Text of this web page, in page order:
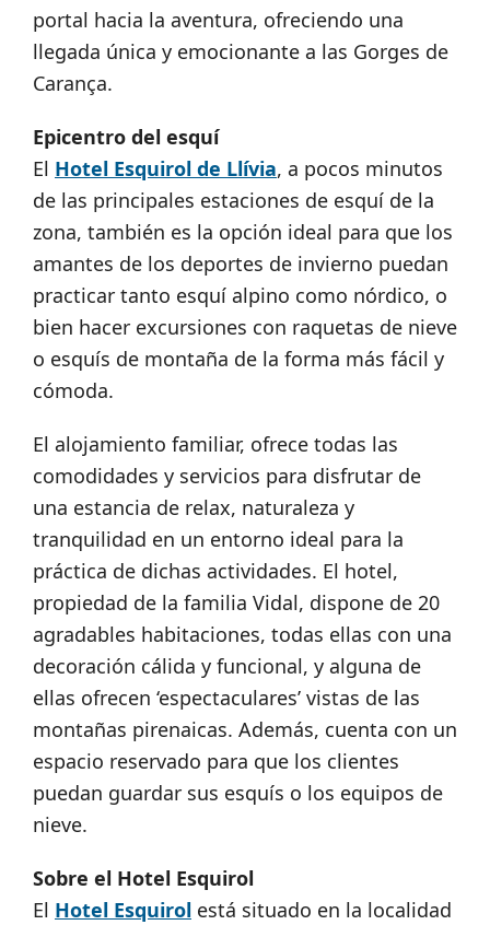
portal hacia la aventura, ofreciendo una
llegada única y emocionante a las Gorges de
Carança.
Epicentro del esquí
El Hotel Esquirol de Llívia, a pocos minutos
de las principales estaciones de esquí de la
zona, también es la opción ideal para que los
amantes de los deportes de invierno puedan
practicar tanto esquí alpino como nórdico, o
bien hacer excursiones con raquetas de nieve
o esquís de montaña de la forma más fácil y
cómoda.
El alojamiento familiar, ofrece todas las
comodidades y servicios para disfrutar de
una estancia de relax, naturaleza y
tranquilidad en un entorno ideal para la
práctica de dichas actividades. El hotel,
propiedad de la familia Vidal, dispone de 20
agradables habitaciones, todas ellas con una
decoración cálida y funcional, y alguna de
ellas ofrecen ‘espectaculares’ vistas de las
montañas pirenaicas. Además, cuenta con un
espacio reservado para que los clientes
puedan guardar sus esquís o los equipos de
nieve.
Sobre el Hotel Esquirol
El Hotel Esquirol está situado en la localidad